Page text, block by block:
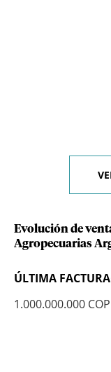
Evolución de
Agropecuarias
ÚLTIMA
1.000.000.000 COP